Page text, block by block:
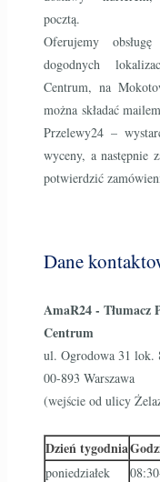
pocztą.
Oferujemy
dogodnych
Centrum, na
można składać
Przelewy24 –
wyceny, a następnie
potwierdzić
Dane
AmaR24 - Tłumacz
Centrum
ul. Ogrodowa 31 lok.
00-893 Warszawa
(wejście od ulicy
Dzień tygodnia
poniedziałek